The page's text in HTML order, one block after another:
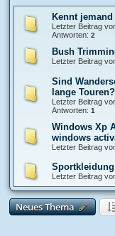
Kennt
Letzter Beitrag
Antworten: 2
Bush
Letzter Beitrag
Sind
lange Touren?
Letzter Beitrag
Antworten: 1
Windows Xp
windows
Letzter Beitrag
Letzter Beitrag
Neues Thema